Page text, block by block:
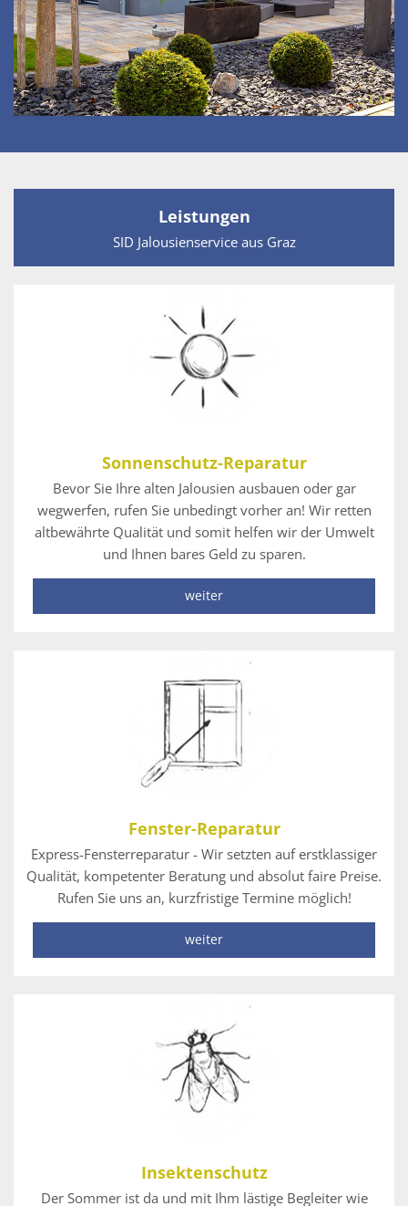
Leistungen
SID Jalousienservice aus Graz
Sonnenschutz-Reparatur
Bevor Sie Ihre alten Jalousien ausbauen oder gar
wegwerfen, rufen Sie unbedingt vorher an! Wir retten
altbewährte Qualität und somit helfen wir der Umwelt
und Ihnen bares Geld zu sparen.
weiter
Fenster-Reparatur
Express-Fensterreparatur - Wir setzten auf erstklassiger
Qualität, kompetenter Beratung und absolut faire Preise.
Rufen Sie uns an, kurzfristige Termine möglich!
weiter
Insektenschutz
Der Sommer ist da und mit Ihm lästige Begleiter wie